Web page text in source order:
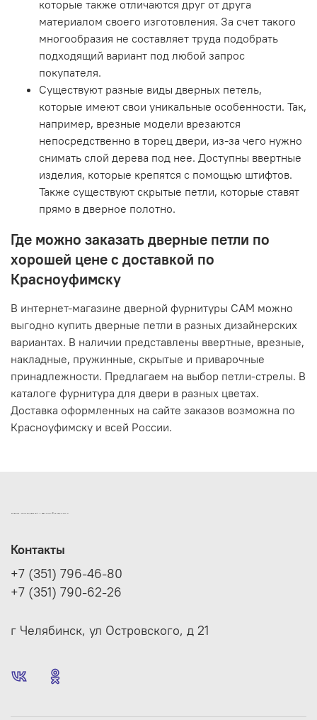
которые также отличаются друг от друга
материалом своего изготовления. За счет такого
многообразия не составляет труда подобрать
подходящий вариант под любой запрос
покупателя.
Существуют разные виды дверных петель,
которые имеют свои уникальные особенности. Так,
например, врезные модели врезаются
непосредственно в торец двери, из-за чего нужно
снимать слой дерева под нее. Доступны ввертные
изделия, которые крепятся с помощью штифтов.
Также существуют скрытые петли, которые ставят
прямо в дверное полотно.
Где можно заказать дверные петли по
хорошей цене с доставкой по
Красноуфимску
В интернет-магазине дверной фурнитуры САМ можно
выгодно купить дверные петли в разных дизайнерских
вариантах. В наличии представлены ввертные, врезные,
накладные, пружинные, скрытые и приварочные
принадлежности. Предлагаем на выбор петли-стрелы. В
каталоге фурнитура для двери в разных цветах.
Доставка оформленных на сайте заказов возможна по
Красноуфимску и всей России.
ИНТЕРНЕТ-МАГАЗИН ДВЕРНОЙ И МЕБЕЛЬНОЙ ФУРНИТУРЫ САМ
Контакты
+7 (351) 796-46-80
+7 (351) 790-62-26
г Челябинск, ул Островского, д 21